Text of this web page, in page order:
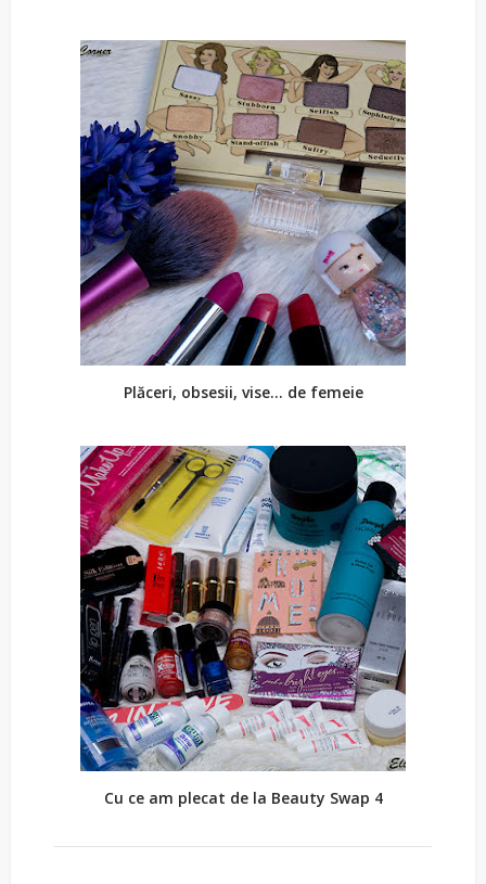
Plăceri, obsesii, vise... de femeie
Cu ce am plecat de la Beauty Swap 4